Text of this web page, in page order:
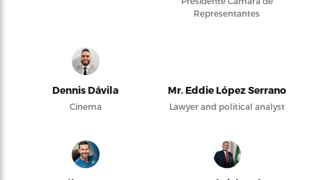
Representantes
Dennis Dávila
Cinema
Mr. Eddie López Serrano
Lawyer and political analyst